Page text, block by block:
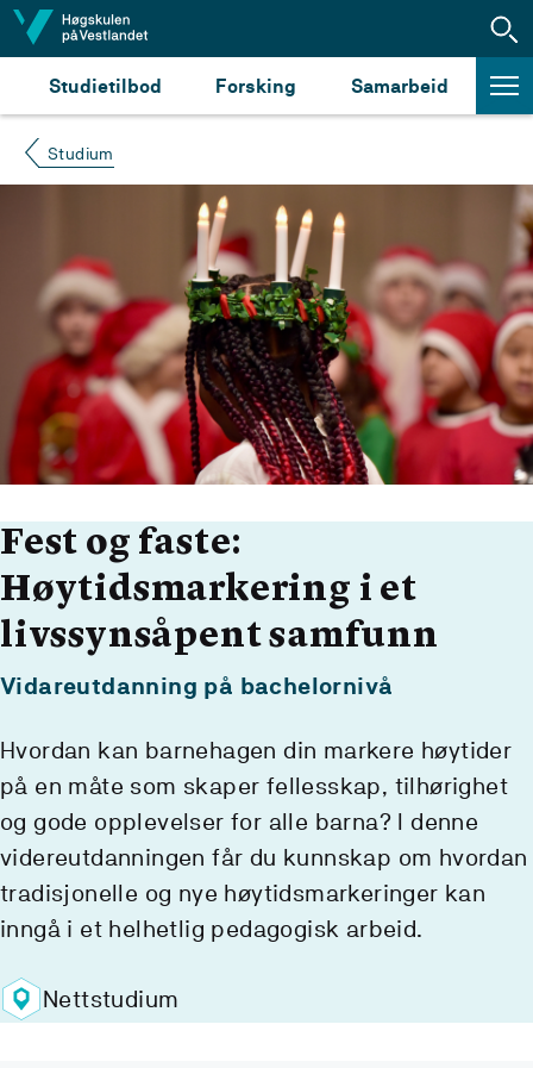
Hopp til innhald
Studietilbod Forsking Samarbeid
Studium
Fest og faste:
Høytidsmarkering i et
livssynsåpent samfunn
Vidareutdanning på bachelornivå
Hvordan kan barnehagen din markere høytider
på en måte som skaper fellesskap, tilhørighet
og gode opplevelser for alle barna? I denne
videreutdanningen får du kunnskap om hvordan
tradisjonelle og nye høytidsmarkeringer kan
inngå i et helhetlig pedagogisk arbeid.
Nettstudium